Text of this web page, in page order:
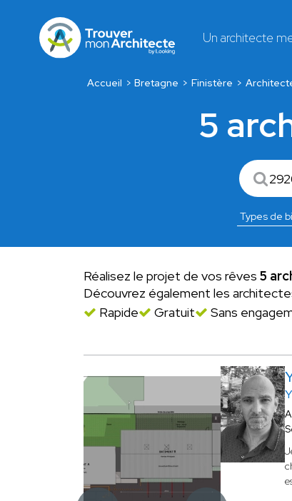
Un architecte
Accueil Bretagne Finistère
5
Réalisez le projet de vos rêves 5
Découvrez également les
Rapide
Gratuit Sans